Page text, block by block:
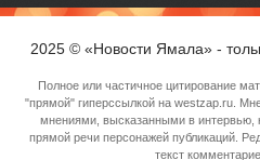
2025 © «Новости Ямала» -
Полное или частичное цитирование
"прямой" гиперссылкой на westzap.ru.
мнениями, высказанными в интервью,
прямой речи персонажей публикаций.
текст